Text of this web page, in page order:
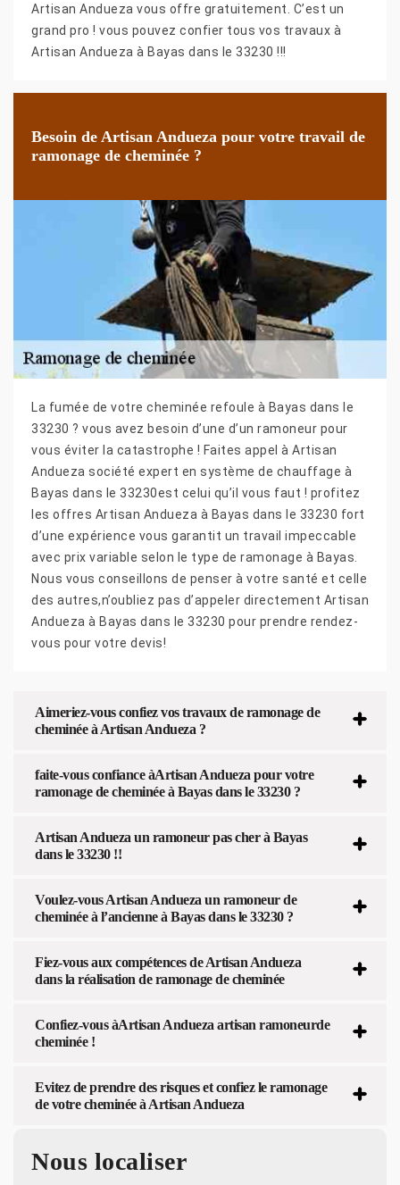
Artisan Andueza vous offre gratuitement. C’est un
grand pro ! vous pouvez confier tous vos travaux à
Artisan Andueza à Bayas dans le 33230 !!!
Besoin de Artisan Andueza pour votre travail de
ramonage de cheminée ?
La fumée de votre cheminée refoule à Bayas dans le
33230 ? vous avez besoin d’une d’un ramoneur pour
vous éviter la catastrophe ! Faites appel à Artisan
Andueza société expert en système de chauffage à
Bayas dans le 33230est celui qu’il vous faut ! profitez
les offres Artisan Andueza à Bayas dans le 33230 fort
d’une expérience vous garantit un travail impeccable
avec prix variable selon le type de ramonage à Bayas.
Nous vous conseillons de penser à votre santé et celle
des autres,n’oubliez pas d’appeler directement Artisan
Andueza à Bayas dans le 33230 pour prendre rendez-
vous pour votre devis!
Aimeriez-vous confiez vos travaux de ramonage de
cheminée à Artisan Andueza ?
faite-vous confiance àArtisan Andueza pour votre
ramonage de cheminée à Bayas dans le 33230 ?
Artisan Andueza un ramoneur pas cher à Bayas
dans le 33230 !!
Voulez-vous Artisan Andueza un ramoneur de
cheminée à l’ancienne à Bayas dans le 33230 ?
Fiez-vous aux compétences de Artisan Andueza
dans la réalisation de ramonage de cheminée
Confiez-vous àArtisan Andueza artisan ramoneurde
cheminée !
Evitez de prendre des risques et confiez le ramonage
de votre cheminée à Artisan Andueza
Nous localiser